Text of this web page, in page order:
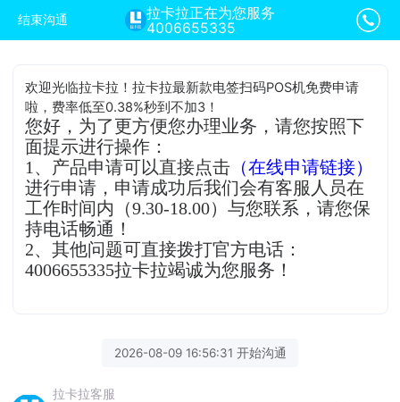
结束沟通
拉卡拉正在为您服务
4006655335
欢迎光临拉卡拉！拉卡拉最新款电签扫码POS机免费申请
啦，费率低至0.38%秒到不加3！
您好，为了更方便您办理业务，请您按照下
面提示进行操作：
1、产品申请可以直接点击 （在线申请链接）
进行申请，申请成功后我们会有客服人员在
工作时间内（9.30-18.00）与您联系，请您保
持电话畅通！
2、其他问题可直接拨打官方电话：
4006655335拉卡拉竭诚为您服务！
2026-08-09 16:56:31 开始沟通
拉卡拉客服